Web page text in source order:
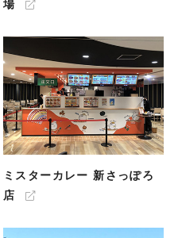
場
ミスターカレー 新さっぽろ
店